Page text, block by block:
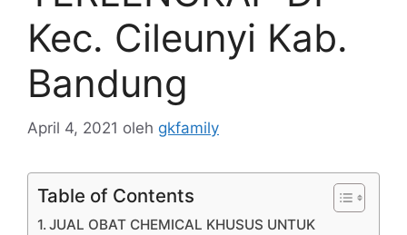
Kec. Cileunyi Kab.
Bandung
April 4, 2021 oleh gkfamily
Table of Contents
JUAL OBAT CHEMICAL KHUSUS UNTUK